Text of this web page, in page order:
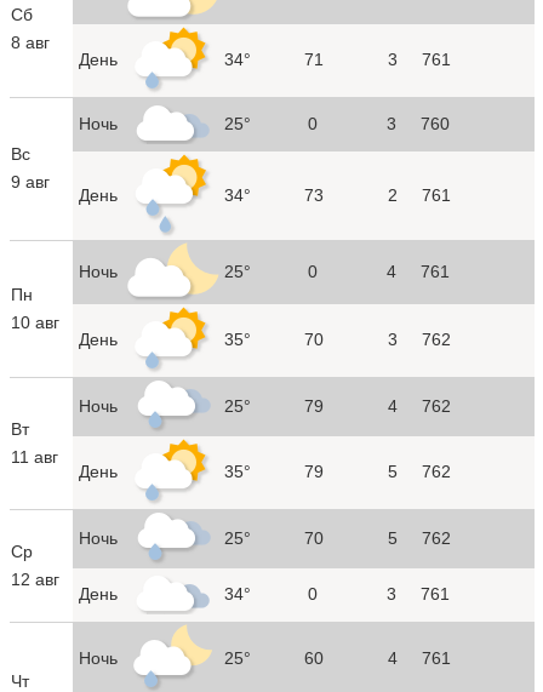
Сб
8 авг
День 34° 71 3 761
Вс
9 авг
Ночь 25° 0 3 760
День 34° 73 2 761
Пн
10 авг
Ночь 25° 0 4 761
День 35° 70 3 762
Вт
11 авг
Ночь 25° 79 4 762
День 35° 79 5 762
Ср
12 авг
Ночь 25° 70 5 762
День 34° 0 3 761
Чт
Ночь 25° 60 4 761